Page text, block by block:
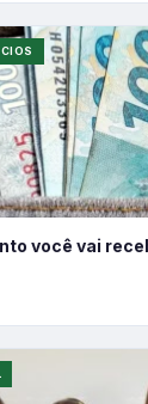
você vai